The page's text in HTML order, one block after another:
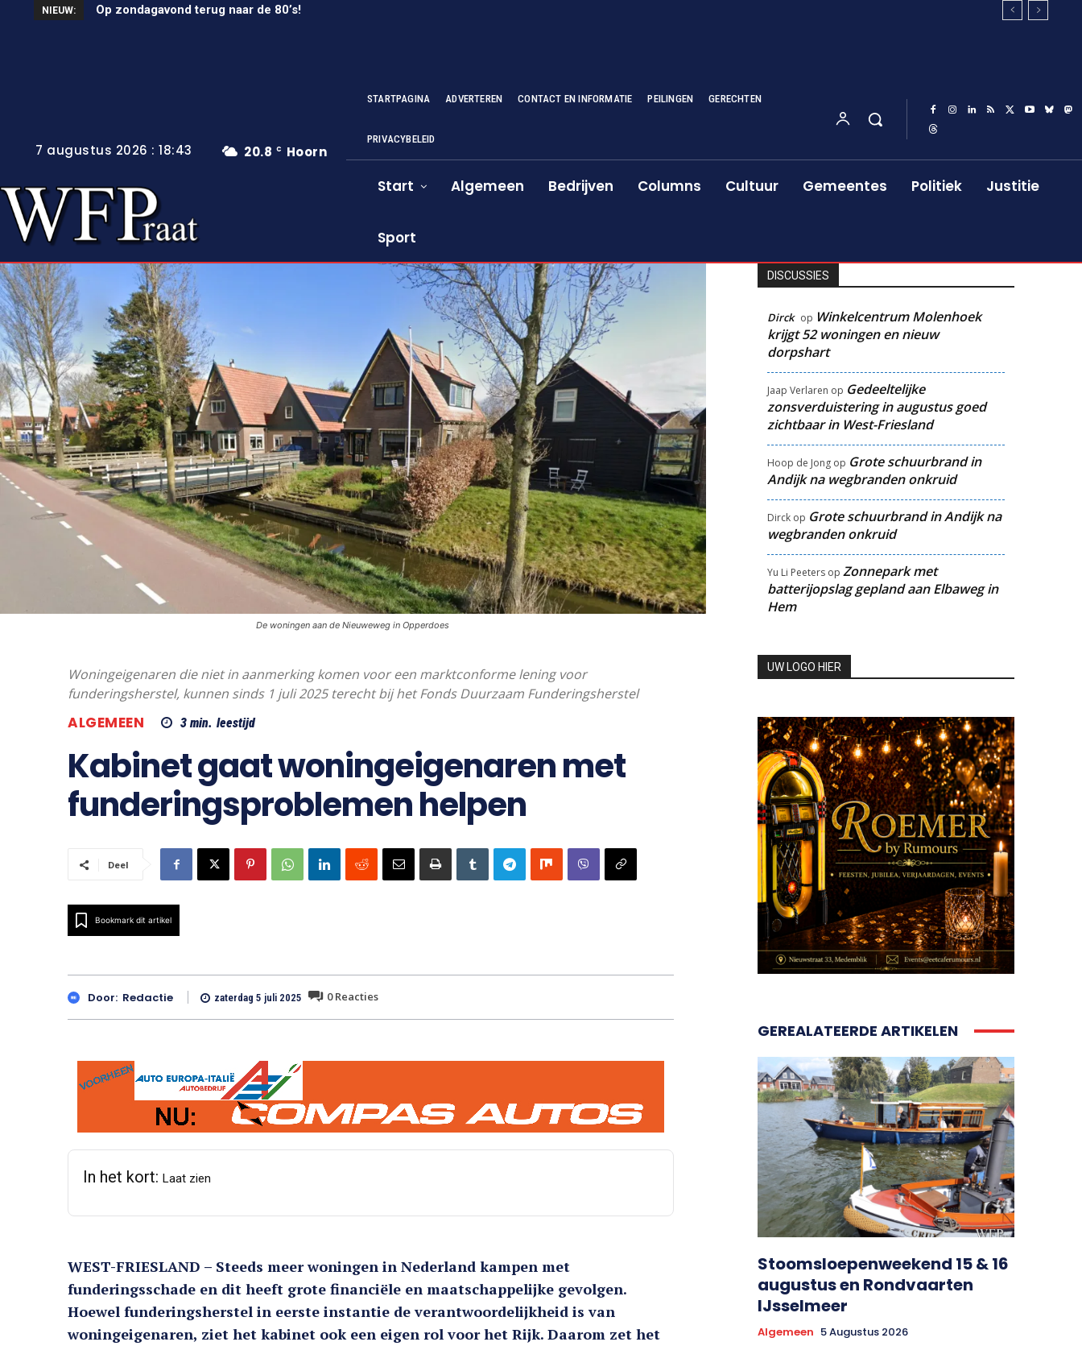
NIEUW: Op zondagavond terug naar de 80’s!
Unieke wielerkoers in Wervershoof
20.8 C Hoorn
7 augustus 2026 : 18:43
STARTPAGINA ADVERTEREN CONTACT EN INFORMATIE PEILINGEN GERECHTEN
PRIVACYBELEID
Start Algemeen Bedrijven Columns Cultuur Gemeentes Politiek Justitie
Sport
De woningen aan de Nieuweweg in Opperdoes
Woningeigenaren die niet in aanmerking komen voor een marktconforme lening voor
funderingsherstel, kunnen sinds 1 juli 2025 terecht bij het Fonds Duurzaam Funderingsherstel
ALGEMEEN 3 min. leestijd
Kabinet gaat woningeigenaren met
funderingsproblemen helpen
Deel
Bookmark dit artikel
Door: Redactie zaterdag 5 juli 2025 0Reacties
In het kort: Laat zien
WEST-FRIESLAND – Steeds meer woningen in Nederland kampen met
funderingsschade en dit heeft grote financiële en maatschappelijke gevolgen.
Hoewel funderingsherstel in eerste instantie de verantwoordelijkheid is van
woningeigenaren, ziet het kabinet ook een eigen rol voor het Rijk. Daarom zet het
DISCUSSIES
Dirck op Winkelcentrum Molenhoek
krijgt 52 woningen en nieuw
dorpshart
Jaap Verlaren op Gedeeltelijke
zonsverduistering in augustus goed
zichtbaar in West-Friesland
Hoop de Jongop Grote schuurbrand in
Andijk na wegbranden onkruid
Dirckop Grote schuurbrand in Andijk na
wegbranden onkruid
Yu Li Peetersop Zonnepark met
batterijopslag gepland aan Elbaweg in
Hem
UW LOGO HIER
GEREALATEERDE ARTIKELEN
Stoomsloepenweekend 15 & 16
augustus en Rondvaarten
IJsselmeer
Algemeen 5 Augustus 2026